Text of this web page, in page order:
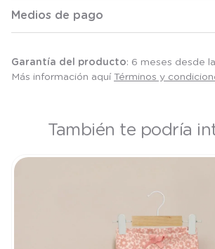
Medios de pago
Garantía del producto: 6 meses desde
Más información aquí Términos y
También te podría